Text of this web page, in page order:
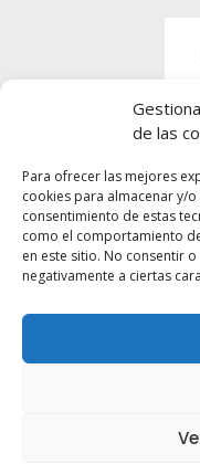
de las
Para ofrecer las mejores
cookies para almacenar y/
consentimiento de estas
como el comportamiento
en este sitio. No consentir
negativamente a ciertas
No te pierdas…
Términos